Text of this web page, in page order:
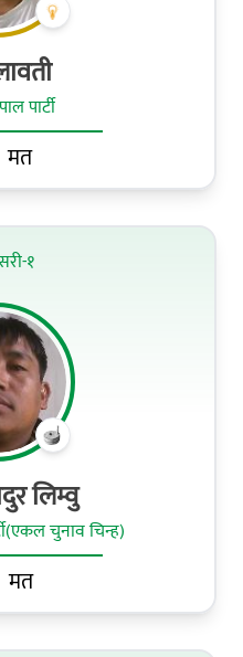
पार्टी
मत
१
लिम्वु
चुनाव चिन्ह)
मत